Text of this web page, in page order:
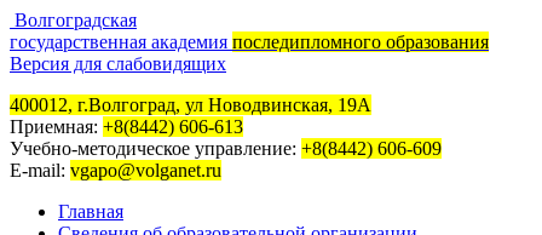
Волгоградская
государственная академия последипломного образования
Версия для слабовидящих
400012, г.Волгоград, ул Новодвинская, 19А
Приемная: +8(8442) 606-613
Учебно-методическое управление: +8(8442) 606-609
E-mail: vgapo@volganet.ru
Главная